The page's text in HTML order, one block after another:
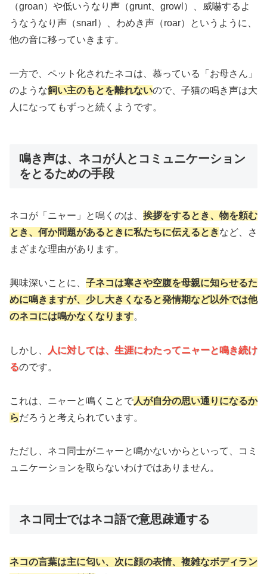
（groan）や低いうなり声（grunt、growl）、威嚇するよ
うなうなり声（snarl）、わめき声（roar）というように、
他の音に移っていきます。
一方で、ペット化されたネコは、慕っている「お母さん」
のような飼い主のもとを離れないので、子猫の鳴き声は大
人になってもずっと続くようです。
鳴き声は、ネコが人とコミュニケーション
をとるための手段
ネコが「ニャー」と鳴くのは、 挨拶をするとき、物を頼む
とき、何か問題があるときに私たちに伝えるときなど、さ
まざまな理由があります。
興味深いことに、 子ネコは寒さや空腹を母親に知らせるた
めに鳴きますが、少し大きくなると発情期など以外では他
のネコには鳴かなくなります。
しかし、
人に対しては、生涯にわたってニャーと鳴き続け
るのです。
これは、ニャーと鳴くことで人が自分の思い通りになるか
らだろうと考えられています。
ただし、ネコ同士がニャーと鳴かないからといって、コミ
ュニケーションを取らないわけではありません。
ネコ同士ではネコ語で意思疎通する
ネコの言葉は主に匂い、次に顔の表情、複雑なボディラン